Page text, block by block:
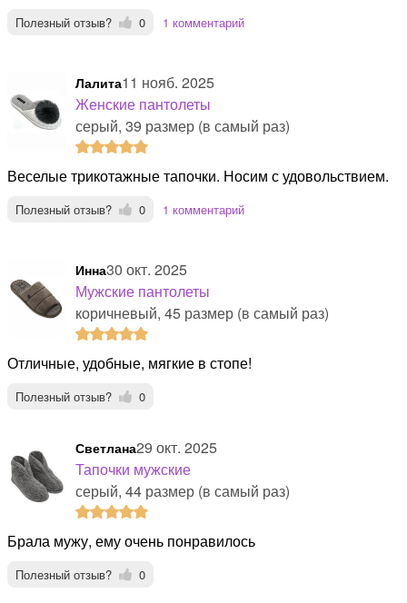
Полезный отзыв? 0 1 комментарий
Лалита11 нояб. 2025
Женские пантолеты
серый, 39 размер (в самый раз)
Веселые трикотажные тапочки. Носим с удовольствием.
Полезный отзыв? 0 1 комментарий
Инна30 окт. 2025
Мужские пантолеты
коричневый, 45 размер (в самый раз)
Отличные, удобные, мягкие в стопе!
Полезный отзыв? 0
Светлана29 окт. 2025
Тапочки мужские
серый, 44 размер (в самый раз)
Брала мужу, ему очень понравилось
Полезный отзыв? 0